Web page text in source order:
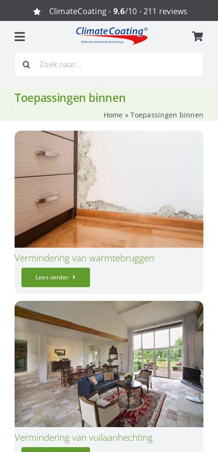
naar
inhoud
ClimateCoating - 9.6/10 - 211 reviews
naar:
Toepassingen binnen
Home »Toepassingen binnen
Vermindering van warmtebruggen
Lees verder
Vermindering van vuilaanhechting